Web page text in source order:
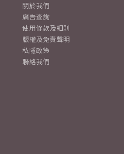
關於我們
廣告查詢
使用條款及細則
版權及免責聲明
私隱政策
聯絡我們